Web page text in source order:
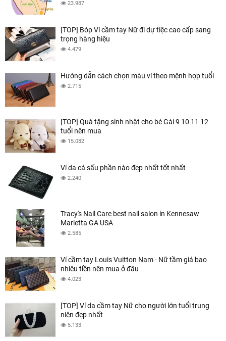
23.987
[TOP] Bóp Ví cầm tay Nữ đi dự tiệc cao cấp sang
trọng hàng hiệu
4.479
Hướng dẫn cách chọn màu ví theo mệnh hợp tuổi
2.715
[TOP] Quà tặng sinh nhật cho bé Gái 9 10 11 12
tuổi nên mua
15.082
Ví da cá sấu phần nào đẹp nhất tốt nhất
2.240
Tracy's Nail Care best nail salon in Kennesaw
Marietta GA USA
2.585
Ví cầm tay Louis Vuitton Nam - Nữ tầm giá bao
nhiêu tiền nên mua ở đâu
4.023
[TOP] Ví da cầm tay Nữ cho người lớn tuổi trung
niên đẹp nhất
5.133